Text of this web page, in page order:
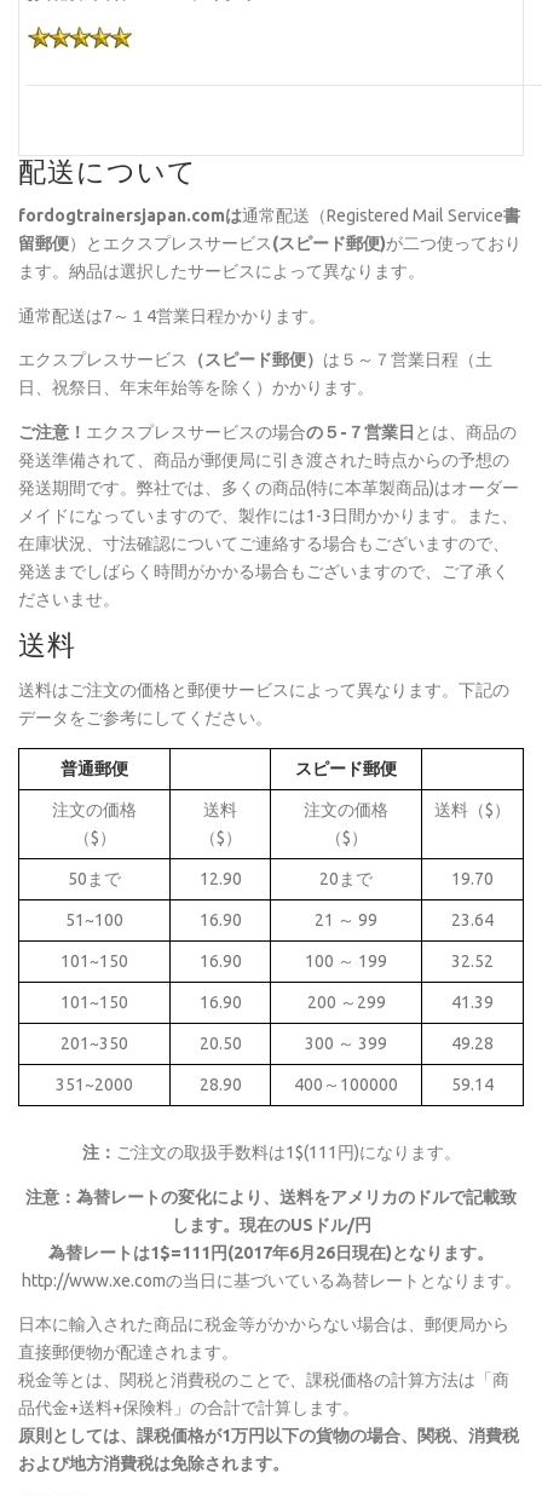
配送について
fordogtrainersjapan.comは通常配送（Registered Mail Service書
留郵便）とエクスプレスサービス(スピード郵便)が二つ使っており
ます。納品は選択したサービスによって異なります。
通常配送は7～１4営業日程かかります。
エクスプレスサービス （スピード郵便） は５～７営業日程（土
日、祝祭日、年末年始等を除く）かかります。
ご注意！ エクスプレスサービスの場合の５-７営業日 とは、商品の
発送準備されて、商品が郵便局に引き渡された時点からの予想の
発送期間です。弊社では、多くの商品(特に本革製商品)はオーダー
メイドになっていますので、製作には1-3日間かかります。また、
在庫状況、寸法確認についてご連絡する場合もございますので、
発送までしばらく時間がかかる場合もございますので、ご了承く
ださいませ。
送料
送料はご注文の価格と郵便サービスによって異なります。下記の
データをご参考にしてください。
普通郵便 スピード郵便
注文の価格
（$）
送料
（$）
注文の価格
（$）
送料（$）
50まで 12.90 20まで 19.70
51~100 16.90 21 ～ 99 23.64
101~150 16.90 100 ～ 199 32.52
101~150 16.90 200 ～299 41.39
201~350 20.50 300 ～ 399 49.28
351~2000 28.90 400～100000 59.14
注： ご注文の取扱手数料は1$(111円)になります。
注意：為替レートの変化により、送料をアメリカのドルで記載致
します。現在のUSドル/円
為替レートは1$=111円(2017年6月26日現在)となります。
http://www.xe.comの当日に基づいている為替レートとなります。
日本に輸入された商品に税金等がかからない場合は、郵便局から
直接郵便物が配達されます。
税金等とは、関税と消費税のことで、課税価格の計算方法は「商
品代金+送料+保険料」の合計で計算します。
原則としては、課税価格が1万円以下の貨物の場合、関税、消費税
および地方消費税は免除されます。